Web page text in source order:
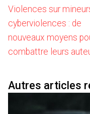
de
l’article
Previous
post:
Violences sur
cyberviolences : de
nouveaux moyens
combattre leurs
Autres articles